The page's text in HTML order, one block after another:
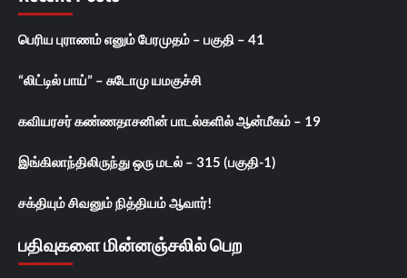
பெரிய புராணம் எனும் பேரமுதம் – பகுதி – 41
“லிட்டில் பாய்” – சுடோமு யமகுச்சி
கவியரசர் கண்ணதாசனின் பாடல்களில் ஆன்மீகம் – 19
இங்கிலாந்திலிருந்து ஒரு மடல் – 315 (பகுதி-1)
சக்தியும் சிவனும் நித்தியம் ஆவார்!
பதிவுகளை மின்னஞ்சலில் பெற